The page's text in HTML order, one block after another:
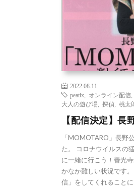
2022.08.11
peatix
オンライン配信
大人の遊び場
探偵 桃太
【配信決定】長
「MOMOTARO」長野
た。 コロナウイルスの
に一緒に行こう！善光
かなか難しい状況です
信」をしてくれること